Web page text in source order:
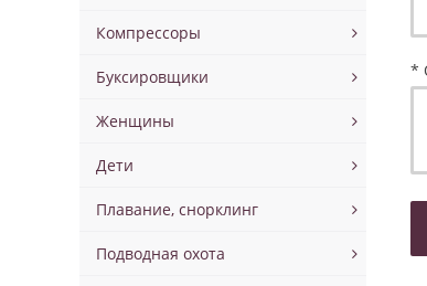
Компрессоры
Буксировщики
Женщины
Дети
Плавание, снорклинг
Подводная охота
*